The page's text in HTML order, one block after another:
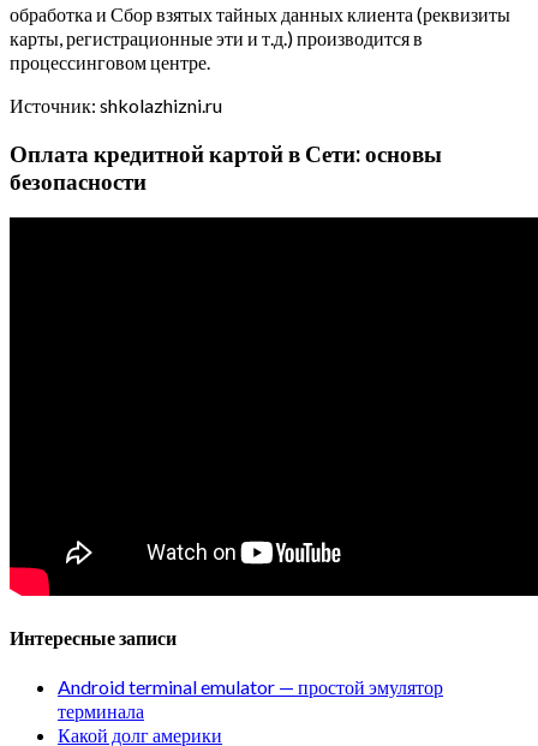
обработка и Сбор взятых тайных данных клиента (реквизиты
карты, регистрационные эти и т.д.) производится в
процессинговом центре.
Источник: shkolazhizni.ru
Оплата кредитной картой в Сети: основы
безопасности
Интересные записи
Android terminal emulator — простой эмулятор
терминала
Какой долг америки